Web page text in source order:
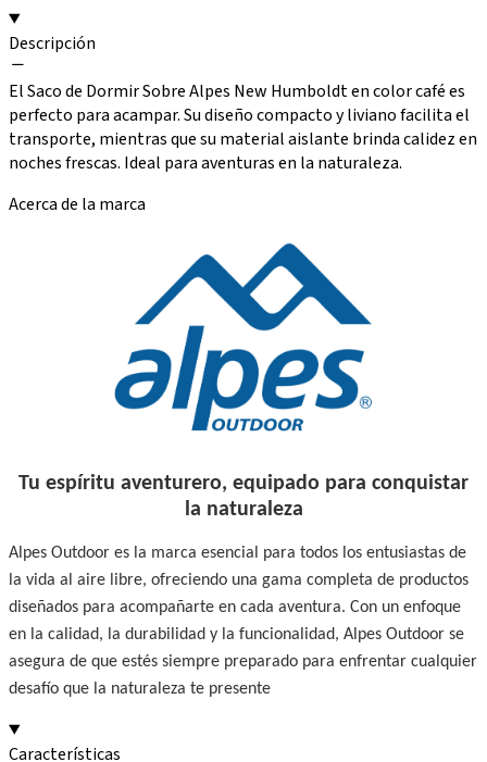
Descripción
El Saco de Dormir Sobre Alpes New Humboldt en color café es
perfecto para acampar. Su diseño compacto y liviano facilita el
transporte, mientras que su material aislante brinda calidez en
noches frescas. Ideal para aventuras en la naturaleza.
Acerca de la marca
Tu espíritu aventurero, equipado para conquistar
la naturaleza
Alpes Outdoor es la marca esencial para todos los entusiastas de
la vida al aire libre, ofreciendo una gama completa de productos
diseñados para acompañarte en cada aventura. Con un enfoque
en la calidad, la durabilidad y la funcionalidad, Alpes Outdoor se
asegura de que estés siempre preparado para enfrentar cualquier
desafío que la naturaleza te presente
Características